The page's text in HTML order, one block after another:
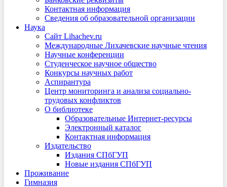
Контактная информация
Сведения об образовательной организации
Наука
Сайт Lihachev.ru
Международные Лихачевские научные чтения
Научные конференции
Студенческое научное общество
Конкурсы научных работ
Аспирантура
Центр мониторинга и анализа социально-
трудовых конфликтов
О библиотеке
Образовательные Интернет-ресурсы
Электронный каталог
Контактная информация
Издательство
Издания СПбГУП
Новые издания СПбГУП
Проживание
Гимназия